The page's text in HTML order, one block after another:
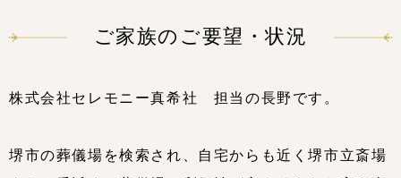
ご家族のご要望・状況
株式会社セレモニー真希社 担当の長野です。
堺市の葬儀場を検索され、自宅からも近く堺市立斎場